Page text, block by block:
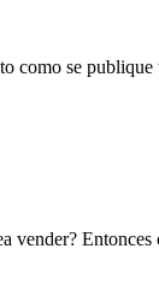
como se
vender?